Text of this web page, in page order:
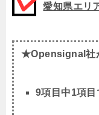
愛知県エリ
★Opensignal社
9項目中1項目